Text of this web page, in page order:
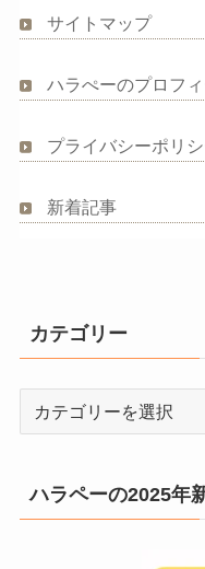
サイトマップ
ハラぺーのプロフ
プライバシーポリ
新着記事
カテゴリー
ハラペーの2025年